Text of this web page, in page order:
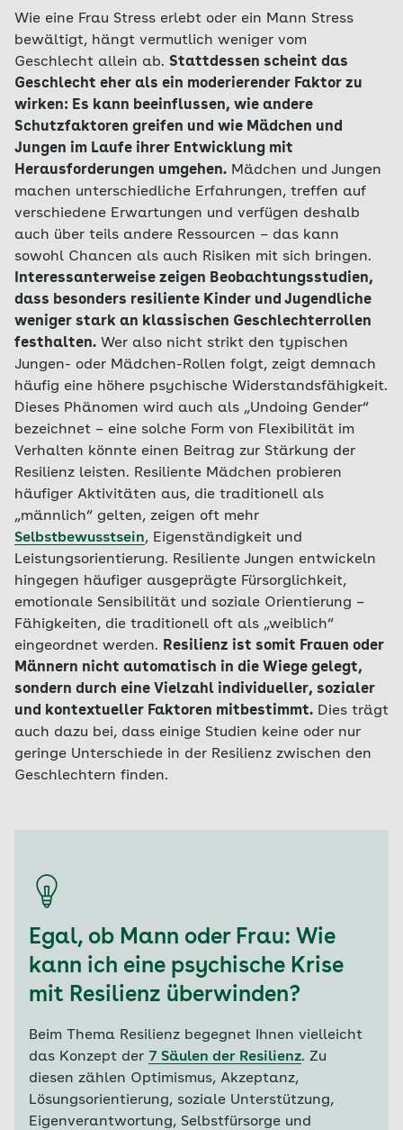
Wie eine Frau Stress erlebt oder ein Mann Stress
bewältigt, hängt vermutlich weniger vom
Geschlecht allein ab. Stattdessen scheint das
Geschlecht eher als ein moderierender Faktor zu
wirken: Es kann beeinflussen, wie andere
Schutzfaktoren greifen und wie Mädchen und
Jungen im Laufe ihrer Entwicklung mit
Herausforderungen umgehen. Mädchen und Jungen
machen unterschiedliche Erfahrungen, treffen auf
verschiedene Erwartungen und verfügen deshalb
auch über teils andere Ressourcen – das kann
sowohl Chancen als auch Risiken mit sich bringen.
Interessanterweise zeigen Beobachtungsstudien,
dass besonders resiliente Kinder und Jugendliche
weniger stark an klassischen Geschlechterrollen
festhalten. Wer also nicht strikt den typischen
Jungen- oder Mädchen-Rollen folgt, zeigt demnach
häufig eine höhere psychische Widerstandsfähigkeit.
Dieses Phänomen wird auch als „Undoing Gender“
bezeichnet – eine solche Form von Flexibilität im
Verhalten könnte einen Beitrag zur Stärkung der
Resilienz leisten. Resiliente Mädchen probieren
häufiger Aktivitäten aus, die traditionell als
„männlich“ gelten, zeigen oft mehr
Selbstbewusstsein, Eigenständigkeit und
Leistungsorientierung. Resiliente Jungen entwickeln
hingegen häufiger ausgeprägte Fürsorglichkeit,
emotionale Sensibilität und soziale Orientierung –
Fähigkeiten, die traditionell oft als „weiblich“
eingeordnet werden. Resilienz ist somit Frauen oder
Männern nicht automatisch in die Wiege gelegt,
sondern durch eine Vielzahl individueller, sozialer
und kontextueller Faktoren mitbestimmt. Dies trägt
auch dazu bei, dass einige Studien keine oder nur
geringe Unterschiede in der Resilienz zwischen den
Geschlechtern finden.
Egal, ob Mann oder Frau: Wie
kann ich eine psychische Krise
mit Resilienz überwinden?
Beim Thema Resilienz begegnet Ihnen vielleicht
das Konzept der 7 Säulen der Resilienz. Zu
diesen zählen Optimismus, Akzeptanz,
Lösungsorientierung, soziale Unterstützung,
Eigenverantwortung, Selbstfürsorge und